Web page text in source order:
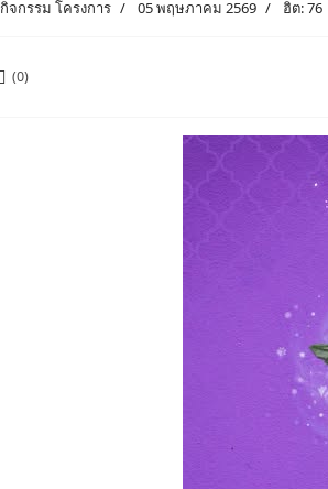
กิจกรรม โครงการ 05 พฤษภาคม 2569 ฮิต: 76
(0)